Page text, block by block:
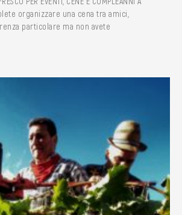
organizzare una cena tra amici,
particolare ma non avete